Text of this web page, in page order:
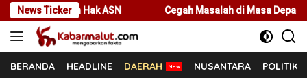
Langsung
ke
konten
News Ticker
ASN Cegah Masalah di Masa Depan, Menteri Nusron
BERANDA HEADLINE DAERAH NUSANTARA POLITIK